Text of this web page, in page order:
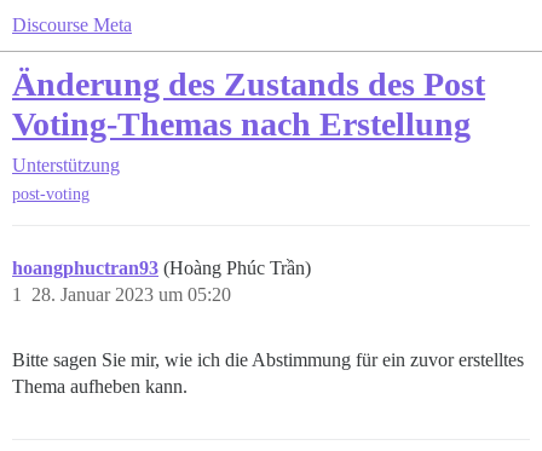
Discourse Meta
Änderung des Zustands des Post
Voting-Themas nach Erstellung
Unterstützung
post-voting
hoangphuctran93 (Hoàng Phúc Trần)
28. Januar 2023 um 05:20
1
Bitte sagen Sie mir, wie ich die Abstimmung für ein zuvor erstelltes
Thema aufheben kann.